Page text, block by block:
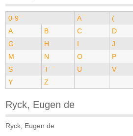
0-9 Ä
(
A
B C D
G
H I J
M
N O P
S
T U V
Y
Z
Ryck, Eugen de
Ryck, Eugen de